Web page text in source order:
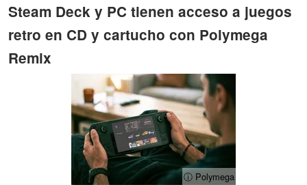
Steam Deck y PC tienen acceso a juegos
retro en CD y cartucho con Polymega
Remix
ⓘ Polymega